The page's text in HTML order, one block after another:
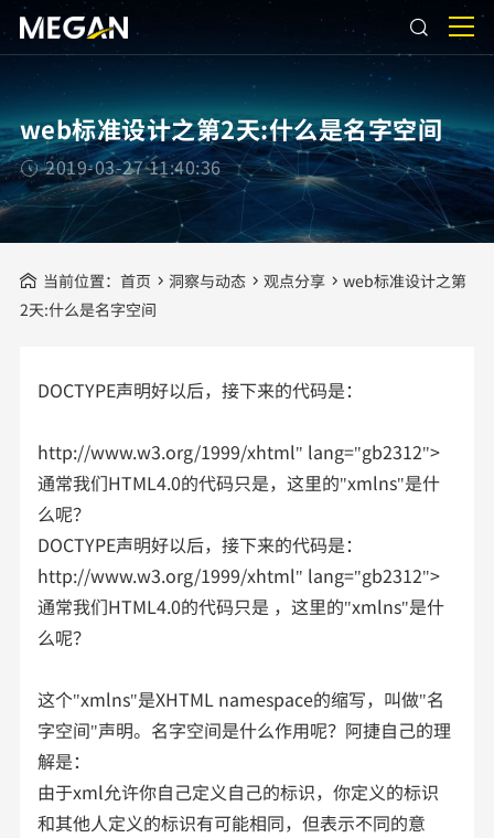
web标准设计之第2天:什么是名字空间
2019-03-27 11:40:36
当前位置： 首页 洞察与动态 观点分享
web标准设计之第
2天:什么是名字空间
DOCTYPE声明好以后，接下来的代码是：
http://www.w3.org/1999/xhtml" lang="gb2312">
通常我们HTML4.0的代码只是，这里的"xmlns"是什
么呢？
DOCTYPE声明好以后，接下来的代码是：
http://www.w3.org/1999/xhtml" lang="gb2312">
通常我们HTML4.0的代码只是 ，这里的"xmlns"是什
么呢？
这个"xmlns"是XHTML namespace的缩写，叫做"名
字空间"声明。名字空间是什么作用呢？阿捷自己的理
解是：
由于xml允许你自己定义自己的标识，你定义的标识
和其他人定义的标识有可能相同，但表示不同的意